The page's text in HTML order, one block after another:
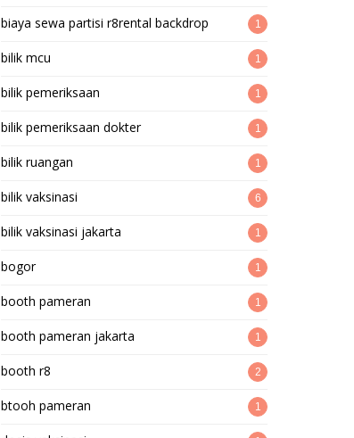
biaya sewa partisi r8rental backdrop 1
bilik mcu 1
bilik pemeriksaan 1
bilik pemeriksaan dokter 1
bilik ruangan 1
bilik vaksinasi 6
bilik vaksinasi jakarta 1
bogor 1
booth pameran 1
booth pameran jakarta 1
booth r8 2
btooh pameran 1